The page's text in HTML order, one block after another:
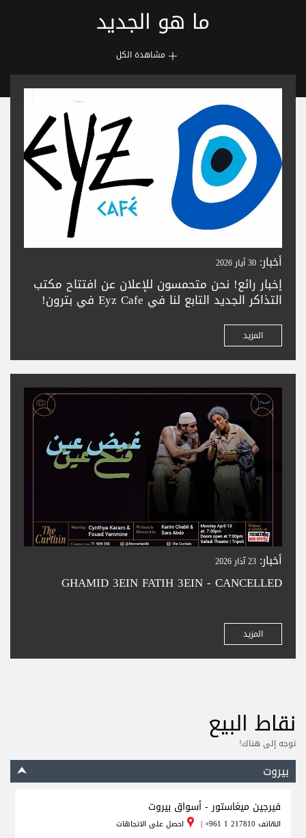
ما هو الجديد
مشاهدة الكل
أخبار: 30 أيار 2026
إخبار رائع! نحن متحمسون للإعلان عن افتتاح مكتب
التذاكر الجديد التابع لنا في Eyz Cafe في بترون!
زورونا لشراء تذاكركم بسهولة في المدينة الجميلة
بترون. تعالوا واستمتعوا بحجز تذاكر سلس —
ونتطلع لخدمتكم
المزيد
أخبار: 23 آذار 2026
GHAMID 3EIN FATIH 3EIN - CANCELLED
المزيد
نقاط البيع
توجه إلى هناك!
بيروت
فيرجين ميغاستور - أسواق بيروت
الهاتف +961 1 217810
| احصل على الاتجاهات